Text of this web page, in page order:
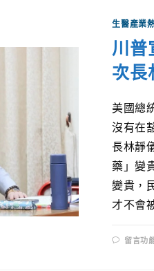
生醫產業
川普
次長
美國總
沒有在
長林靜
藥」變
變貴，
才不會
留言功